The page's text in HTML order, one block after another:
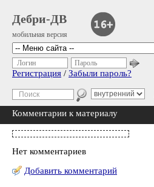
Дебри-ДВ
мобильная версия
Логин Пароль
Регистрация / Забыли пароль?
Комментарии к материалу
Нет комментариев
Добавить комментарий